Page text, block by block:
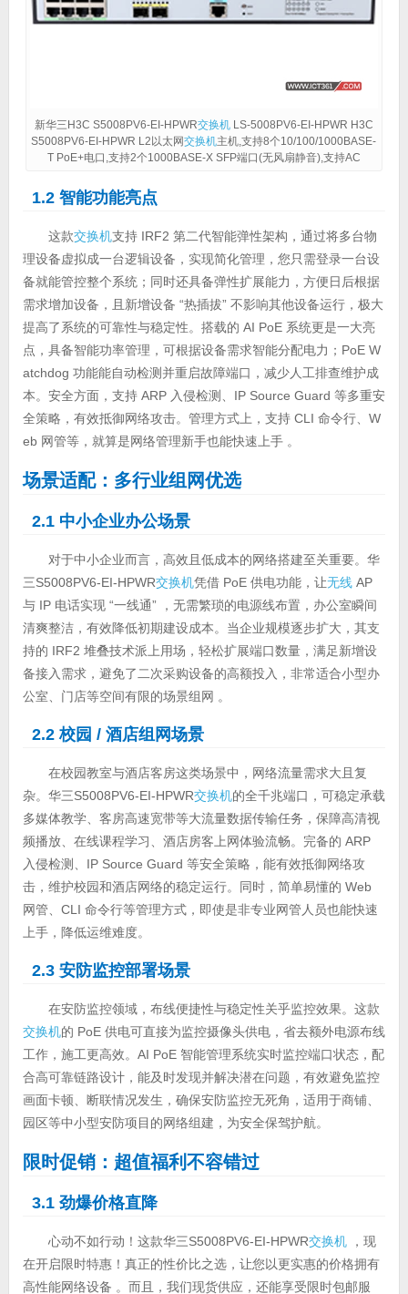
新华三H3C S5008PV6-EI-HPWR交换机LS-5008PV6-EI-HPWR H3C
S5008PV6-EI-HPWR L2以太网交换机主机,支持8个10/100/1000BASE-
T PoE+电口,支持2个1000BASE-X SFP端口(无风扇静音),支持AC
1.2 智能功能亮点
这款交换机支持 IRF2 第二代智能弹性架构，通过将多台物
理设备虚拟成一台逻辑设备，实现简化管理，您只需登录一台设
备就能管控整个系统；同时还具备弹性扩展能力，方便日后根据
需求增加设备，且新增设备 “热插拔” 不影响其他设备运行，极大
提高了系统的可靠性与稳定性。搭载的 AI PoE 系统更是一大亮
点，具备智能功率管理，可根据设备需求智能分配电力；PoE W
atchdog 功能能自动检测并重启故障端口，减少人工排查维护成
本。安全方面，支持 ARP 入侵检测、IP Source Guard 等多重安
全策略，有效抵御网络攻击。管理方式上，支持 CLI 命令行、W
eb 网管等，就算是网络管理新手也能快速上手 。
场景适配：多行业组网优选
2.1 中小企业办公场景
对于中小企业而言，高效且低成本的网络搭建至关重要。华
三S5008PV6-EI-HPWR交换机凭借 PoE 供电功能，让无线AP
与 IP 电话实现 “一线通” ，无需繁琐的电源线布置，办公室瞬间
清爽整洁，有效降低初期建设成本。当企业规模逐步扩大，其支
持的 IRF2 堆叠技术派上用场，轻松扩展端口数量，满足新增设
备接入需求，避免了二次采购设备的高额投入，非常适合小型办
公室、门店等空间有限的场景组网 。
2.2 校园 / 酒店组网场景
在校园教室与酒店客房这类场景中，网络流量需求大且复
杂。华三S5008PV6-EI-HPWR交换机的全千兆端口，可稳定承载
多媒体教学、客房高速宽带等大流量数据传输任务，保障高清视
频播放、在线课程学习、酒店房客上网体验流畅。完备的 ARP
入侵检测、IP Source Guard 等安全策略，能有效抵御网络攻
击，维护校园和酒店网络的稳定运行。同时，简单易懂的 Web
网管、CLI 命令行等管理方式，即使是非专业网管人员也能快速
上手，降低运维难度。
2.3 安防监控部署场景
在安防监控领域，布线便捷性与稳定性关乎监控效果。这款
交换机的 PoE 供电可直接为监控摄像头供电，省去额外电源布线
工作，施工更高效。AI PoE 智能管理系统实时监控端口状态，配
合高可靠链路设计，能及时发现并解决潜在问题，有效避免监控
画面卡顿、断联情况发生，确保安防监控无死角，适用于商铺、
园区等中小型安防项目的网络组建，为安全保驾护航。
限时促销：超值福利不容错过
3.1 劲爆价格直降
心动不如行动！这款华三S5008PV6-EI-HPWR交换机，现
在开启限时特惠！真正的性价比之选，让您以更实惠的价格拥有
高性能网络设备 。而且，我们现货供应，还能享受限时包邮服